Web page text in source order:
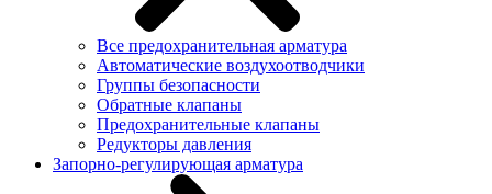
Все предохранительная арматура
Автоматические воздухоотводчики
Группы безопасности
Обратные клапаны
Предохранительные клапаны
Редукторы давления
Запорно-регулирующая арматура